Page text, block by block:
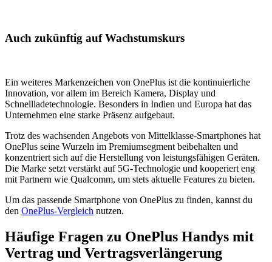
Auch zukünftig auf Wachstumskurs
Ein weiteres Markenzeichen von OnePlus ist die kontinuierliche
Innovation, vor allem im Bereich Kamera, Display und
Schnellladetechnologie. Besonders in Indien und Europa hat das
Unternehmen eine starke Präsenz aufgebaut.
Trotz des wachsenden Angebots von Mittelklasse-Smartphones hat
OnePlus seine Wurzeln im Premiumsegment beibehalten und
konzentriert sich auf die Herstellung von leistungsfähigen Geräten.
Die Marke setzt verstärkt auf 5G-Technologie und kooperiert eng
mit Partnern wie Qualcomm, um stets aktuelle Features zu bieten.
Um das passende Smartphone von OnePlus zu finden, kannst du
den OnePlus-Vergleich nutzen.
Häufige Fragen zu OnePlus Handys mit
Vertrag und Vertragsverlängerung